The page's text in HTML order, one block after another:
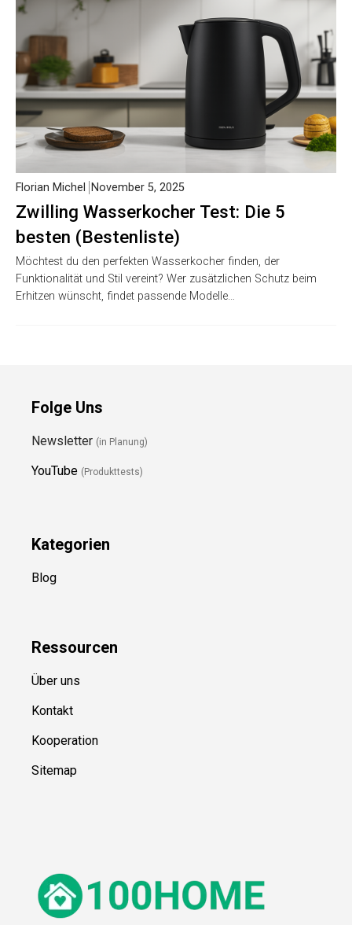
Zwilling Wasserkocher Test: Die 5
besten (Bestenliste)
Florian Michel November 5, 2025
Möchtest du den perfekten Wasserkocher finden, der
Funktionalität und Stil vereint? Wer zusätzlichen Schutz beim
Erhitzen wünscht, findet passende Modelle…
Folge Uns
Newsletter (in Planung)
YouTube (Produkttests)
Kategorien
Blog
Ressourcen
Über uns
Kontakt
Kooperation
Sitemap